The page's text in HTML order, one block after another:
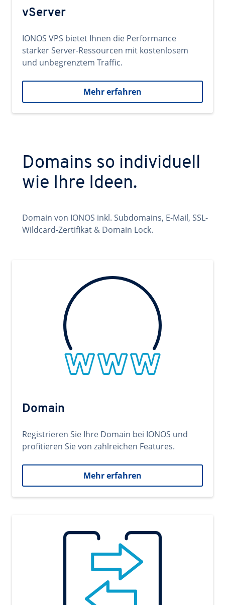
vServer
IONOS VPS bietet Ihnen die Performance
starker Server-Ressourcen mit kostenlosem
und unbegrenztem Traffic.
Mehr erfahren
Domains so individuell
wie Ihre Ideen.
Domain von IONOS inkl. Subdomains, E-Mail, SSL-
Wildcard-Zertifikat & Domain Lock.
Domain
Registrieren Sie Ihre Domain bei IONOS und
profitieren Sie von zahlreichen Features.
Mehr erfahren